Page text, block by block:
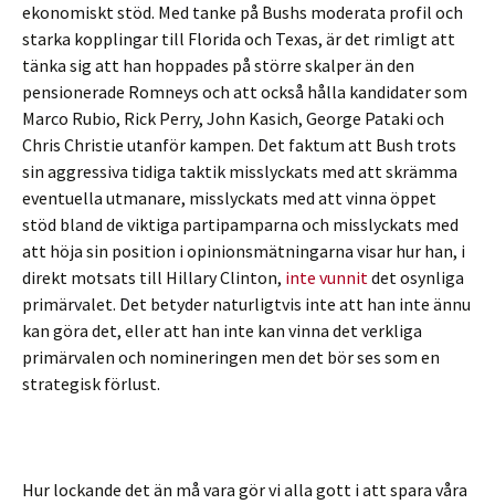
ekonomiskt stöd. Med tanke på Bushs moderata profil och
starka kopplingar till Florida och Texas, är det rimligt att
tänka sig att han hoppades på större skalper än den
pensionerade Romneys och att också hålla kandidater som
Marco Rubio, Rick Perry, John Kasich, George Pataki och
Chris Christie utanför kampen. Det faktum att Bush trots
sin aggressiva tidiga taktik misslyckats med att skrämma
eventuella utmanare, misslyckats med att vinna öppet
stöd bland de viktiga partipamparna och misslyckats med
att höja sin position i opinionsmätningarna visar hur han, i
direkt motsats till Hillary Clinton, inte vunnitdet osynliga
primärvalet. Det betyder naturligtvis inte att han inte ännu
kan göra det, eller att han inte kan vinna det verkliga
primärvalen och nomineringen men det bör ses som en
strategisk förlust.
Hur lockande det än må vara gör vi alla gott i att spara våra